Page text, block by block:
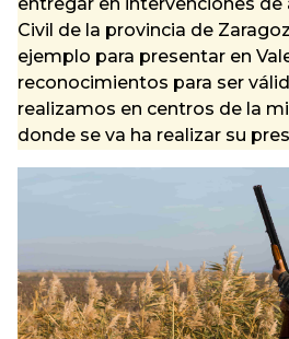
entregar en intervenciones de
Civil de la provincia de
ejemplo para presentar en
reconocimientos para ser
realizamos en centros de la
donde se va ha realizar su